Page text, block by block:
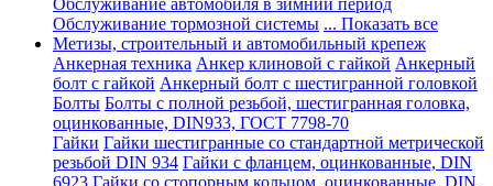
Обслуживание автомобиля в зимний период
Обслуживание тормозной системы ... Показать все
Метизы, строительный и автомобильный крепеж
Анкерная техника Анкер клиновой с гайкой Анкерный
болт с гайкой Анкерный болт с шестигранной головкой
Болты Болты с полной резьбой, шестигранная головка,
оцинкованные, DIN933, ГОСТ 7798-70
Гайки Гайки шестигранные со стандартной метрической
резьбой DIN 934 Гайки с фланцем, оцинкованные, DIN
6923 Гайки со стопорным кольцом, оцинкованные, DIN